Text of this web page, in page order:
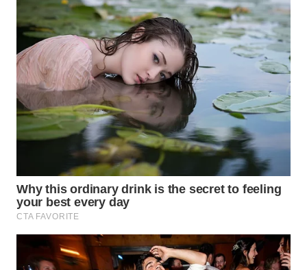
WN
CIANJUR
WN
KEPULAUAN
SERIBU
WN
TANGERANG
WN
BINJAI
CIREBON